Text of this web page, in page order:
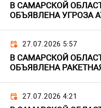
В САМАРСКОЙ
ОБЪЯВЛЕНА УГРОЗА
27.07.2026 5:57
В САМАРСКОЙ
ОБЪЯВЛЕНА
27.07.2026 4:21